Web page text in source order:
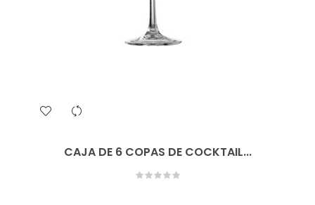
CAJA DE 6 COPAS DE COCKTAIL...